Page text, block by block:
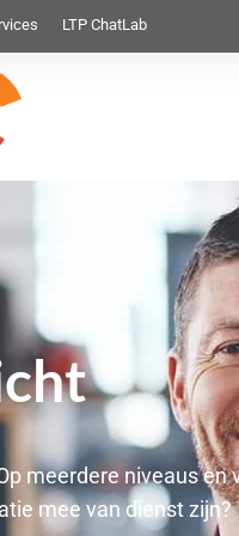
LTP ChatLab
meerdere niveaus en
mee van dienst zijn?